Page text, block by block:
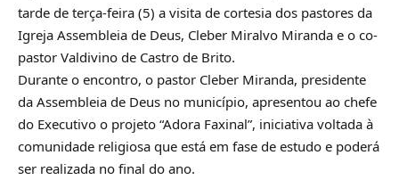
tarde de terça-feira (5) a visita de cortesia dos pastores da
Igreja Assembleia de Deus, Cleber Miralvo Miranda e o co-
pastor Valdivino de Castro de Brito.
Durante o encontro, o pastor Cleber Miranda, presidente
da Assembleia de Deus no município, apresentou ao chefe
do Executivo o projeto “Adora Faxinal”, iniciativa voltada à
comunidade religiosa que está em fase de estudo e poderá
ser realizada no final do ano.